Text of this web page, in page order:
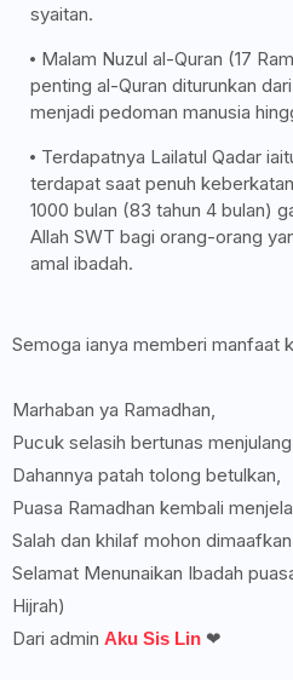
syaitan.
Malam Nuzul al-Quran (17
penting al-Quran diturunkan
menjadi pedoman manusia
Terdapatnya Lailatul Qadar
terdapat saat penuh
1000 bulan (83 tahun 4 bulan)
Allah SWT bagi orang-orang
amal ibadah.
Semoga ianya memberi manfaat
Marhaban ya Ramadhan,
Pucuk selasih bertunas menjulang,
Dahannya patah tolong betulkan,
Puasa Ramadhan kembali
Salah dan khilaf mohon dimaafkan,
Selamat Menunaikan Ibadah
Hijrah)
Dari admin Aku Sis Lin ❤